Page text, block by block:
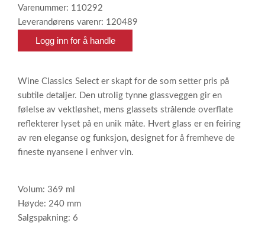
Varenummer: 110292
Leverandørens varenr: 120489
Logg inn for å handle
Wine Classics Select er skapt for de som setter pris på
subtile detaljer. Den utrolig tynne glassveggen gir en
følelse av vektløshet, mens glassets strålende overflate
reflekterer lyset på en unik måte. Hvert glass er en feiring
av ren eleganse og funksjon, designet for å fremheve de
fineste nyansene i enhver vin.
Volum: 369 ml
Høyde: 240 mm
Salgspakning: 6